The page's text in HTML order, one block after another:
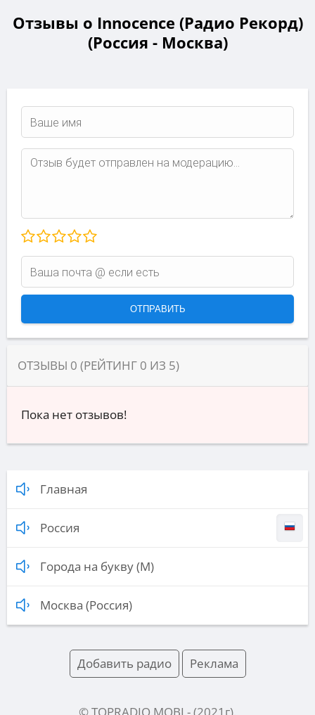
Отзывы о Innocence (Радио Рекорд)
(Россия - Москва)
ОТЗЫВЫ 0 (РЕЙТИНГ 0 ИЗ 5)
Пока нет отзывов!
Главная
Россия
Города на букву (М)
Москва (Россия)
Добавить радио Реклама
© TOPRADIO.MOBI - (2021 г).